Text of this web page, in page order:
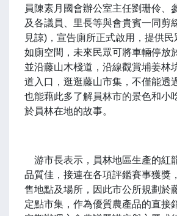
員陳素月國會辦公室主任劉珊伶、
及各議員、里長等與會貴賓一同剪
見諒)，宣告廁所正式啟用，提供
如廁空間，未來民眾可將車輛停放
並沿藤山木棧道，沿線觀賞埔姜林
道入口，逛逛藤山市集，不僅能透
也能藉此多了解員林市的景色和小
於員林在地的故事。
游市長表示，員林地區生產的紅
品質佳，接連在各項評鑑賽事獲獎
售地點及場所，因此市公所規劃於
定點市集，作為優質農產品的直接